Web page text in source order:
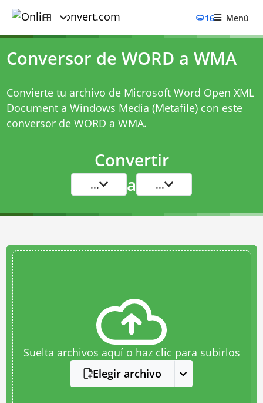
16 Menú
Conversor de WORD a WMA
Convierte tu archivo de Microsoft Word Open XML
Document a Windows Media (Metafile) con este
conversor de WORD a WMA.
Convertir
... a ...
Suelta archivos aquí o haz clic para subirlos
Elegir archivo